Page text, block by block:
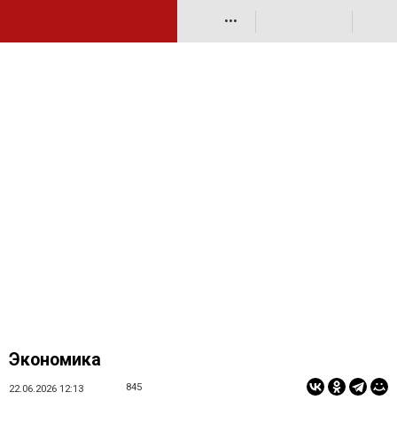
•••
Экономика
22.06.2026 12:13 845